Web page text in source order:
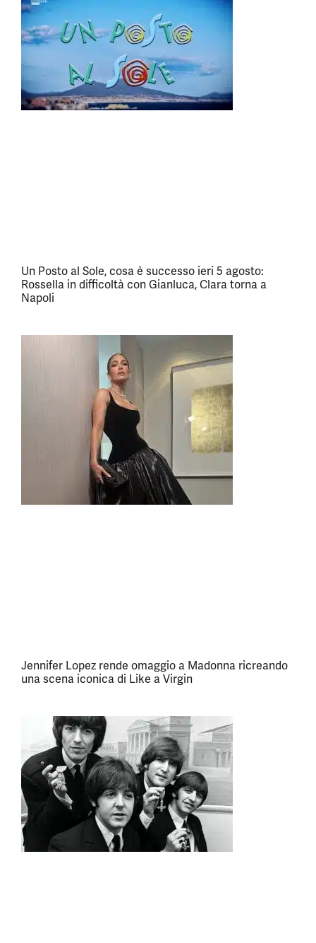
Un Posto al Sole, cosa è successo ieri 5 agosto:
Rossella in difficoltà con Gianluca, Clara torna a
Napoli
Jennifer Lopez rende omaggio a Madonna ricreando
una scena iconica di Like a Virgin